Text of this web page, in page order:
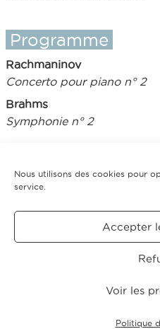
Nous utilisons des cookies pour
service.
Accepter
Voir les
Politique
Programme
Rachmaninov
Concerto pour piano n° 2
Brahms
Symphonie n° 2
Tarifs
LÉGALES